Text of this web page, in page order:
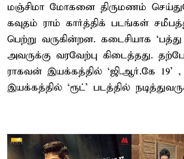
மஞ்சிமா மோகனை திருமணம்
கவுதம் ராம் கார்த்திக் படங்கள்
பெற்று வருகின்றன. கடைசியாக
அவருக்கு வரவேற்பு கிடைத்தது.
ராகவன் இயக்கத்தில் ‘ஜி.ஆர்.கே 19’ ,
இயக்கத்தில் ‘ரூட்’ படத்தில்